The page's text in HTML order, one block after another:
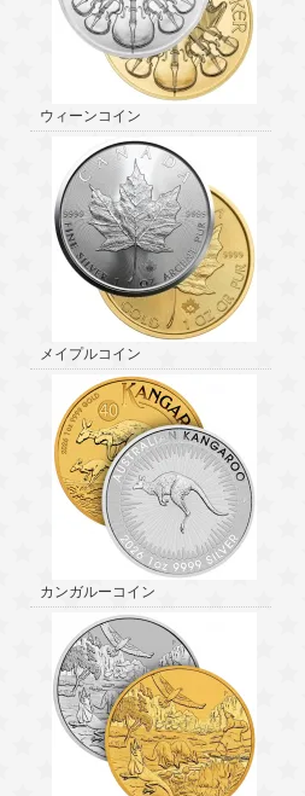
ウィーンコイン
メイプルコイン
カンガルーコイン